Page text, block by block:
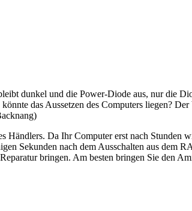
dunkel und die Power-Diode aus, nur die
das Aussetzen des Computers liegen?
Da Ihr Computer erst nach Stunden
Sekunden nach dem Ausschalten aus dem
bringen. Am besten bringen Sie den